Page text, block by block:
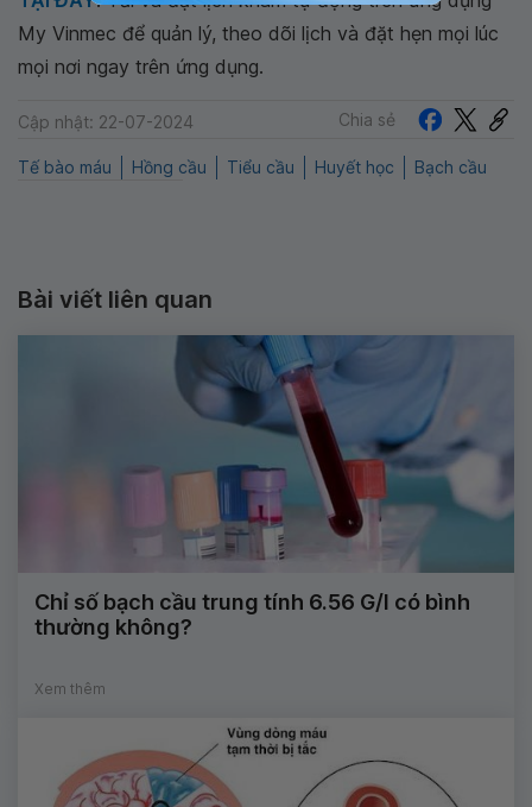
My Vinmec để quản lý, theo dõi lịch và đặt hẹn mọi lúc
mọi nơi ngay trên ứng dụng.
Cập nhật: 22-07-2024 Chia sẻ
Tế bào máu Hồng cầu Tiểu cầu Huyết học Bạch cầu
Bài viết liên quan
Chỉ số bạch cầu trung tính 6.56 G/l có bình
thường không?
Xem thêm